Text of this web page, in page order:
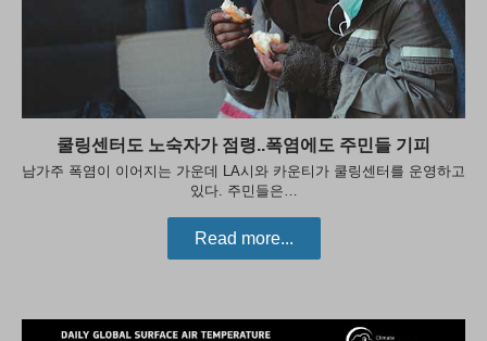
쿨링센터도 노숙자가 점령..폭염에도 주민들 기피
남가주 폭염이 이어지는 가운데 LA시와 카운티가 쿨링센터를 운영하고
있다. 주민들은…
Read more...